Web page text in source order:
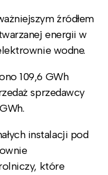
źródłem
energii w
wodne.
109,6 GWh
sprzedawcy
instalacji pod
które